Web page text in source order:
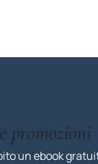
promozioni
un ebook